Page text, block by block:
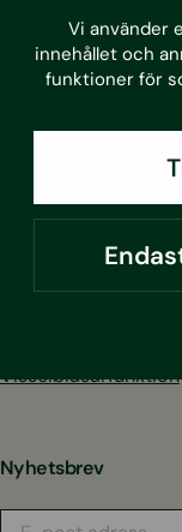
Vi använder
innehållet och
funktioner för
LinkedInFacebook
Instagram
Alla tjänster
Kontakt
Visselblåsarfunktion
Nyhetsbrev